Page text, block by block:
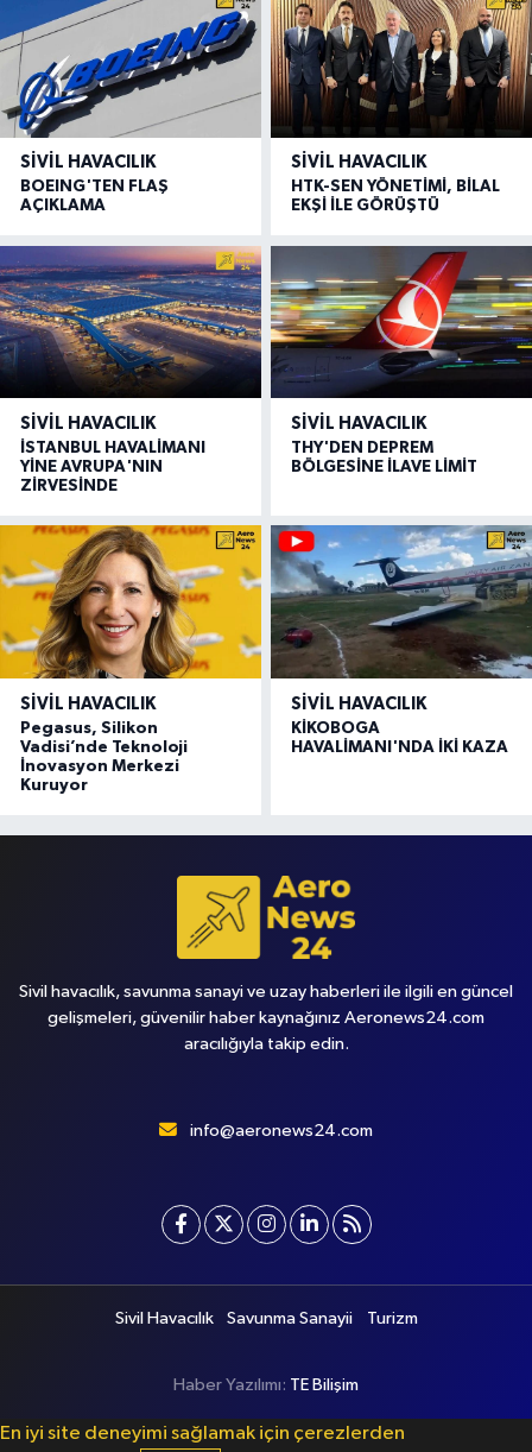
SIVIL HAVACILIK
BOEING'TEN FLAŞ
AÇIKLAMA
SIVIL HAVACILIK
HTK-SEN YÖNETİMİ, BİLAL
EKŞİ İLE GÖRÜŞTÜ
SIVIL HAVACILIK
İSTANBUL HAVALİMANI
YİNE AVRUPA'NIN
ZİRVESİNDE
SIVIL HAVACILIK
THY'DEN DEPREM
BÖLGESİNE İLAVE LİMİT
SIVIL HAVACILIK
Pegasus, Silikon
Vadisi’nde Teknoloji
İnovasyon Merkezi
Kuruyor
SIVIL HAVACILIK
KİKOBOGA
HAVALİMANI'NDA İKİ KAZA
Sivil havacılık, savunma sanayi ve uzay haberleri ile ilgili en güncel
gelişmeleri, güvenilir haber kaynağınız Aeronews24.com
aracılığıyla takip edin.
info@aeronews24.com
Sivil Havacılık Savunma Sanayii Turizm
Haber Yazılımı: TE Bilişim
En iyi site deneyimi sağlamak için çerezlerden